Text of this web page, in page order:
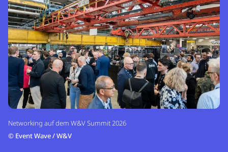
Networking auf dem W&V Summit 2026
© Event Wave / W&V